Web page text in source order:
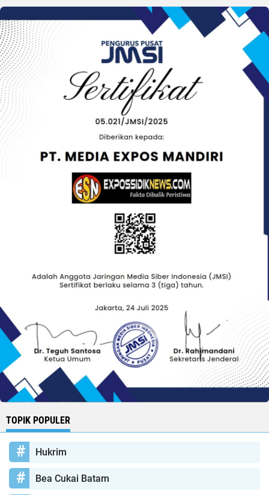
TOPIK POPULER
Hukrim
Bea Cukai Batam